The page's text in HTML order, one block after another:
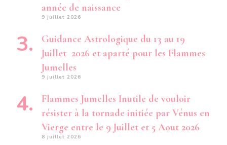
année de naissance
9 juillet 2026
Guidance Astrologique du 13 au 19
Juillet 2026 et aparté pour les Flammes
Jumelles
9 juillet 2026
Flammes Jumelles Inutile de vouloir
résister à la tornade initiée par Vénus en
Vierge entre le 9 Juillet et 5 Aout 2026
8 juillet 2026